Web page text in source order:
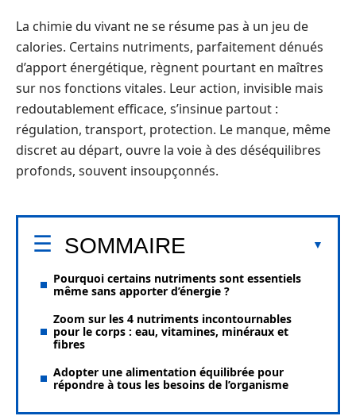
La chimie du vivant ne se résume pas à un jeu de
calories. Certains nutriments, parfaitement dénués
d’apport énergétique, règnent pourtant en maîtres
sur nos fonctions vitales. Leur action, invisible mais
redoutablement efficace, s’insinue partout :
régulation, transport, protection. Le manque, même
discret au départ, ouvre la voie à des déséquilibres
profonds, souvent insoupçonnés.
SOMMAIRE
Pourquoi certains nutriments sont essentiels
même sans apporter d’énergie ?
Zoom sur les 4 nutriments incontournables
pour le corps : eau, vitamines, minéraux et
fibres
Adopter une alimentation équilibrée pour
répondre à tous les besoins de l’organisme